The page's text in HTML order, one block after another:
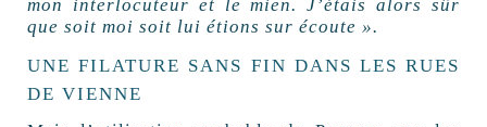
mon interlocuteur et le mien. J’étais alors sûr
que soit moi soit lui étions sur écoute ».
UNE FILATURE SANS FIN DANS LES RUES
DE VIENNE